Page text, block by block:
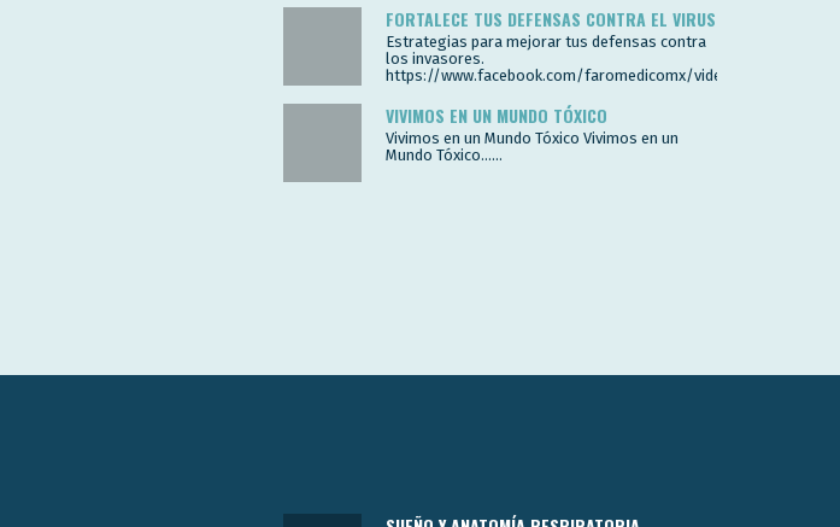
FORTALECE TUS DEFENSAS CONTRA EL VIRUS
Estrategias para mejorar tus defensas contra
los invasores.
https://www.facebook.com/faromedicomx/videos/
VIVIMOS EN UN MUNDO TÓXICO
Vivimos en un Mundo Tóxico Vivimos en un
Mundo Tóxico…...